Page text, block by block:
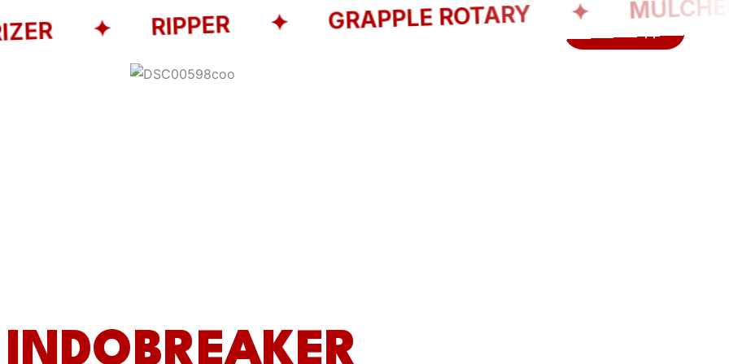
Products ✦ RIPPER ✦ GRAPPLE ROTARY ✦
INDOBREAKER